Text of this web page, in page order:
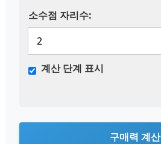
소수점 자리수:
계산 단계 표시
구매력 계산